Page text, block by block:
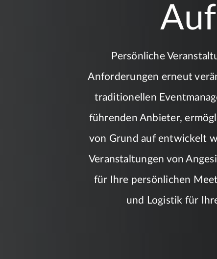
Persönliche
Anforderungen erneut
traditionellen
führenden Anbieter,
von Grund auf entwickelt
Veranstaltungen von
für Ihre persönlichen
und Logistik für